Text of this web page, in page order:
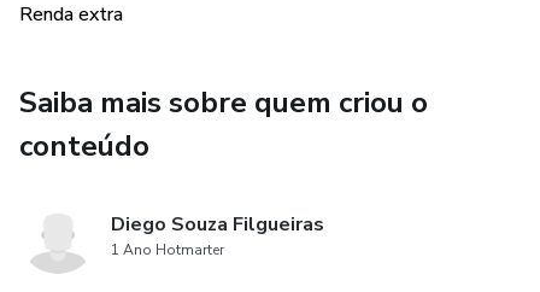
habilidades culinárias e impressionar familiares e amigos.
Baixe agora e comece a criar suas coxinhas dos sonhos!
Renda extra
Saiba mais sobre quem criou o
conteúdo
Diego Souza Filgueiras
1 Ano Hotmarter